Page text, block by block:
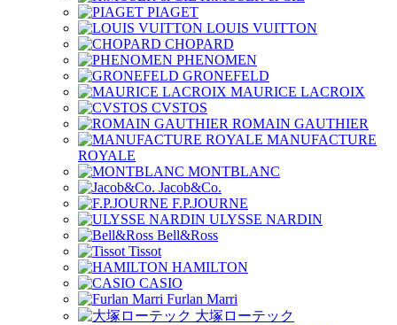
PIAGET
LOUIS VUITTON
CHOPARD
PHENOMEN
GRONEFELD
MAURICE LACROIX
CVSTOS
ROMAIN GAUTHIER
MANUFACTURE
ROYALE
MONTBLANC
Jacob&Co.
F.P.JOURNE
ULYSSE NARDIN
Bell&Ross
Tissot
HAMILTON
CASIO
Furlan Marri
大塚ローテック